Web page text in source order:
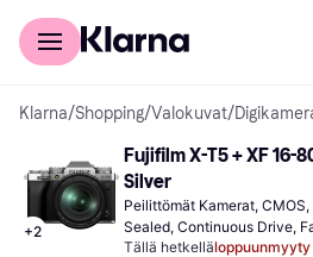
Kuluttajille
Klarna/Shopping/Valokuvat/
+2
Fujifilm X-T5 + XF 16-
Silver
Peilittömät Kamerat,
Sealed, Continuous Drive,
Tällä hetkelläloppuunmyyty